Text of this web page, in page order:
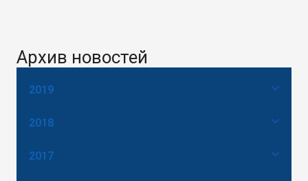
Архив новостей
2019
2018
2017